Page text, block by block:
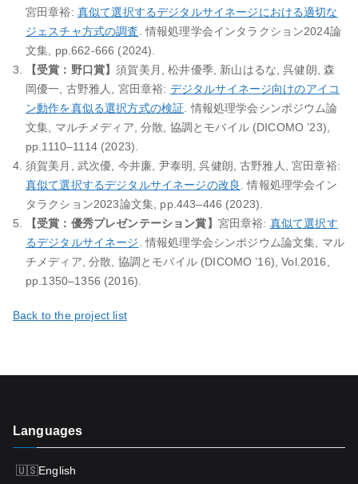
宮田章裕: 真似て選択するデジタルサイネージにおける適切な
ジェスチャ方式の調査 . 情報処理学会インタラクション2024論
文集, pp.662-666 (2024).
【受賞：野口賞】須賀美月, 松井優季, 新山はるな, 呉健朗, 森
岡優一, 古野雅人, 宮田章裕: デジタルサイネージ向けのアイコ
ン動作を真似る選択方式の検証. 情報処理学会シンポジウム論
文集, マルチメディア, 分散, 協調とモバイル (DICOMO ’23),
pp.1110–1114 (2023).
須賀美月, 武次優, 今井廉, 尹泰明, 呉健朗, 古野雅人, 宮田章裕:
真似て選択するデジタルサイネージの改良 . 情報処理学会イン
タラクション2023論文集, pp.443–446 (2023).
【受賞：優秀プレゼンテーション賞】 宮田章裕: 真似て選択す
るデジタルサイネージ . 情報処理学会シンポジウム論文集, マル
チメディア, 分散, 協調とモバイル (DICOMO ’16), Vol.2016,
pp.1350–1356 (2016).
Back to the project list
Languages
English